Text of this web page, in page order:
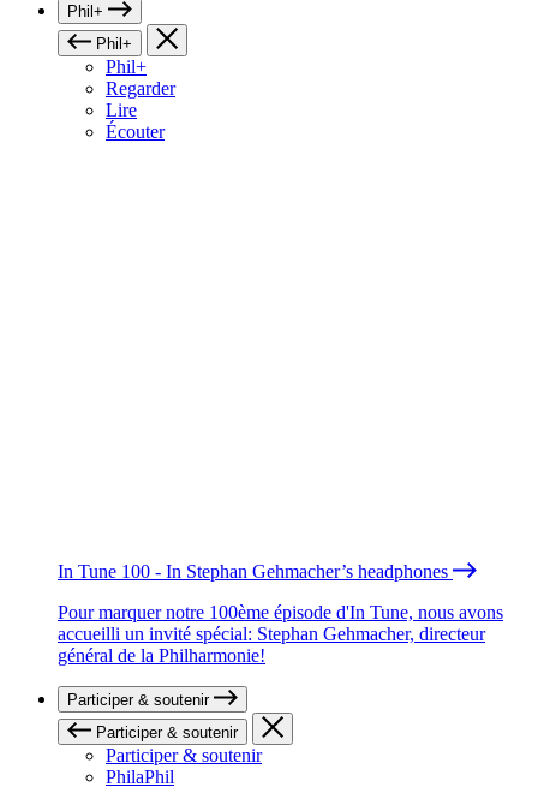
Phil+
Phil+
Phil+
Regarder
Lire
Écouter
In Tune 100 - In Stephan Gehmacher’s headphones
Pour marquer notre 100ème épisode d'In Tune, nous avons
accueilli un invité spécial: Stephan Gehmacher, directeur
général de la Philharmonie!
Participer & soutenir
Participer & soutenir
Participer & soutenir
PhilaPhil